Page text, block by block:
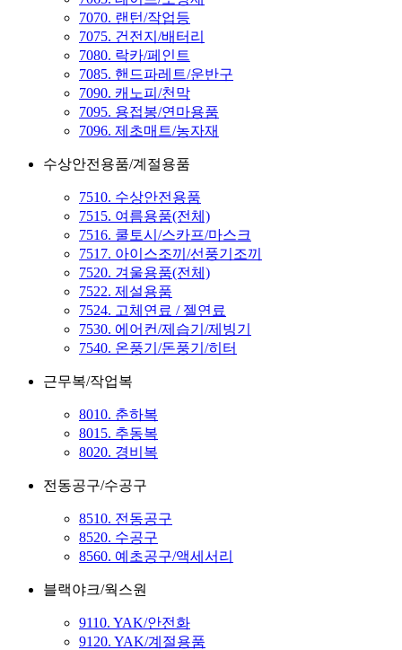
7070. 랜턴/작업등
7075. 건전지/배터리
7080. 락카/페인트
7085. 핸드파레트/운반구
7090. 캐노피/천막
7095. 용접봉/연마용품
7096. 제초매트/농자재
수상안전용품/계절용품
7510. 수상안전용품
7515. 여름용품(전체)
7516. 쿨토시/스카프/마스크
7517. 아이스조끼/선풍기조끼
7520. 겨울용품(전체)
7522. 제설용품
7524. 고체연료 / 젤연료
7530. 에어컨/제습기/제빙기
7540. 온풍기/돈풍기/히터
근무복/작업복
8010. 춘하복
8015. 추동복
8020. 경비복
전동공구/수공구
8510. 전동공구
8520. 수공구
8560. 예초공구/액세서리
블랙야크/웍스원
9110. YAK/안전화
9120. YAK/계절용품